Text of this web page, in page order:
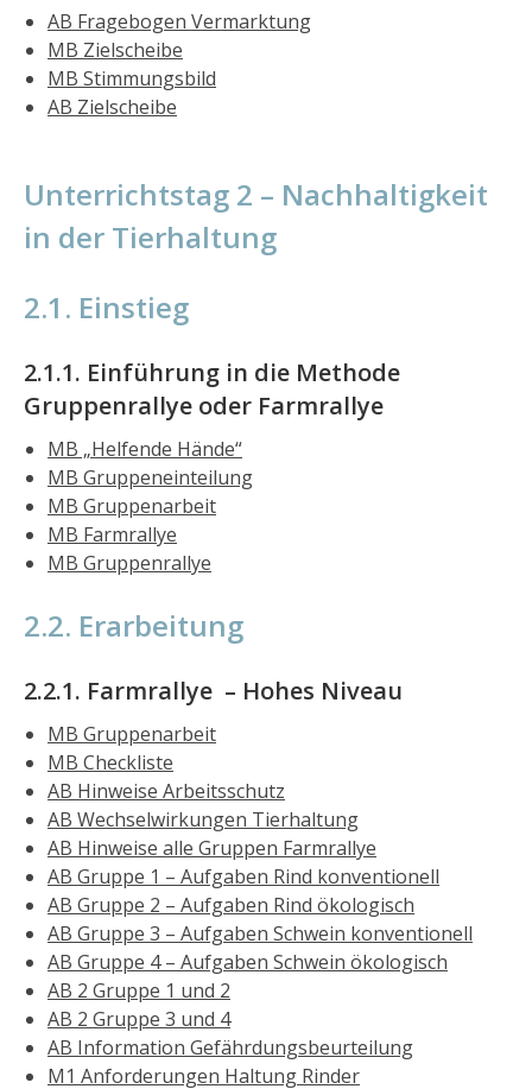
AB Fragebogen Vermarktung
MB Zielscheibe
MB Stimmungsbild
AB Zielscheibe
Unterrichtstag 2 – Nachhaltigkeit
in der Tierhaltung
2.1. Einstieg
2.1.1. Einführung in die Methode
Gruppenrallye oder Farmrallye
MB „Helfende Hände“
MB Gruppeneinteilung
MB Gruppenarbeit
MB Farmrallye
MB Gruppenrallye
2.2. Erarbeitung
2.2.1. Farmrallye – Hohes Niveau
MB Gruppenarbeit
MB Checkliste
AB Hinweise Arbeitsschutz
AB Wechselwirkungen Tierhaltung
AB Hinweise alle Gruppen Farmrallye
AB Gruppe 1 – Aufgaben Rind konventionell
AB Gruppe 2 – Aufgaben Rind ökologisch
AB Gruppe 3 – Aufgaben Schwein konventionell
AB Gruppe 4 – Aufgaben Schwein ökologisch
AB 2 Gruppe 1 und 2
AB 2 Gruppe 3 und 4
AB Information Gefährdungsbeurteilung
M1 Anforderungen Haltung Rinder